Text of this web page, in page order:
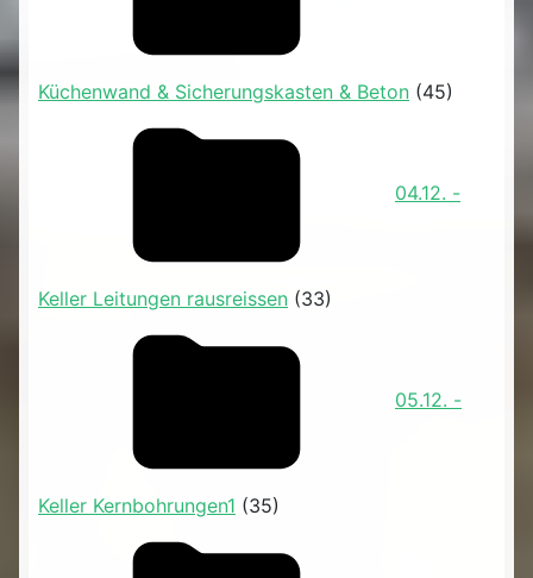
Küchenwand & Sicherungskasten & Beton (45)
04.12. -
Keller Leitungen rausreissen (33)
05.12. -
Keller Kernbohrungen1 (35)